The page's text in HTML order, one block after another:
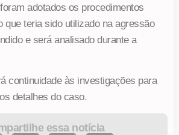
adotados os procedimentos
que teria sido utilizado na agressão
e será analisado durante a
continuidade às investigações para
detalhes do caso.
essa notícia